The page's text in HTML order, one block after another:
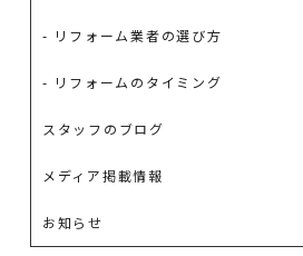
- リフォーム業者の選び方
- リフォームのタイミング
スタッフのブログ
メディア掲載情報
お知らせ